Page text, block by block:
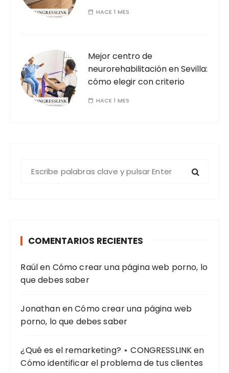
HACE 1 MES
Mejor centro de
neurorehabilitación en Sevilla:
cómo elegir con criterio
HACE 1 MES
COMENTARIOS RECIENTES
Raúlen Cómo crear una página web porno, lo
que debes saber
JonathanenCómo crear una página web
porno, lo que debes saber
¿Qué es el remarketing? ⋆ CONGRESSLINKen
Cómo identificar el problema de tus clientes